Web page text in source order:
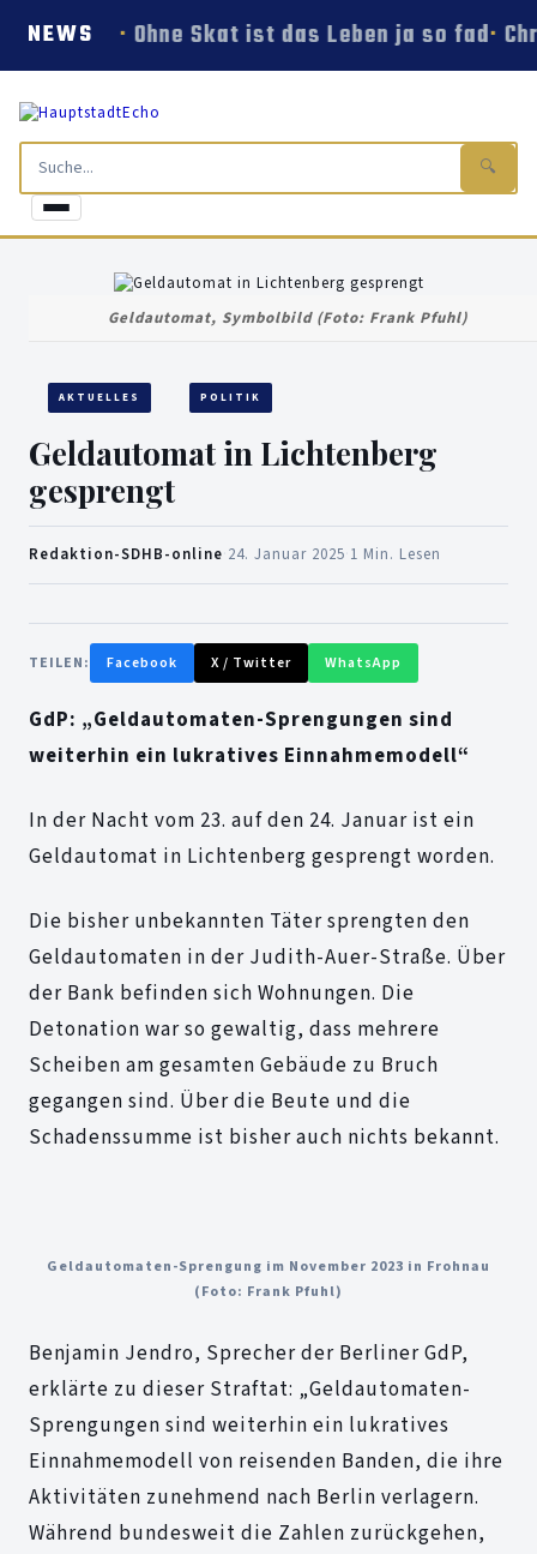
NEWS Ohne Skat ist das Leben ja so fad
🔍
Geldautomat, Symbolbild (Foto: Frank Pfuhl)
AKTUELLES POLITIK
Geldautomat in Lichtenberg
gesprengt
Redaktion-SDHB-online 24. Januar 2025 1 Min. Lesen
TEILEN: Facebook X / Twitter WhatsApp
GdP: „Geldautomaten-Sprengungen sind
weiterhin ein lukratives Einnahmemodell“
In der Nacht vom 23. auf den 24. Januar ist ein
Geldautomat in Lichtenberg gesprengt worden.
Die bisher unbekannten Täter sprengten den
Geldautomaten in der Judith-Auer-Straße. Über
der Bank befinden sich Wohnungen. Die
Detonation war so gewaltig, dass mehrere
Scheiben am gesamten Gebäude zu Bruch
gegangen sind. Über die Beute und die
Schadenssumme ist bisher auch nichts bekannt.
Geldautomaten-Sprengung im November 2023 in Frohnau
(Foto: Frank Pfuhl)
Benjamin Jendro, Sprecher der Berliner GdP,
erklärte zu dieser Straftat: „Geldautomaten-
Sprengungen sind weiterhin ein lukratives
Einnahmemodell von reisenden Banden, die ihre
Aktivitäten zunehmend nach Berlin verlagern.
Während bundesweit die Zahlen zurückgehen,